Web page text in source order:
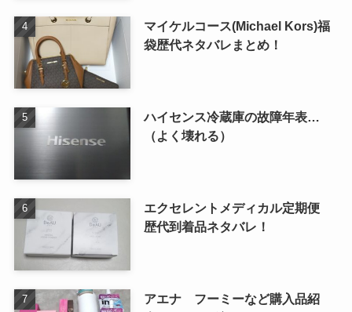
マイケルコース(Michael Kors)福
袋歴代ネタバレまとめ！
ハイセンス冷蔵庫の故障年表…
（よく壊れる）
エクセレントメディカル定期便
歴代到着品ネタバレ！
アエナ フーミーなど購入品紹